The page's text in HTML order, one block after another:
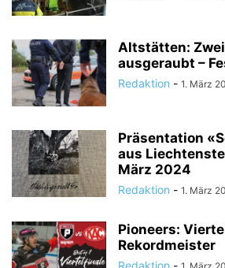
Altstätten:
ausgeraubt –
Redaktion - 1. März
Präsentation
aus
März 2024
Redaktion - 1. März
Pioneers:
Rekordmeister
Redaktion -